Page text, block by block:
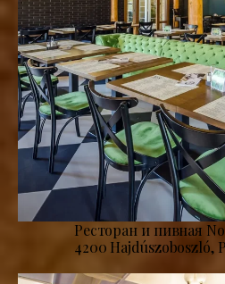
Ресторан и пивная
4200 Hajdúszoboszló,